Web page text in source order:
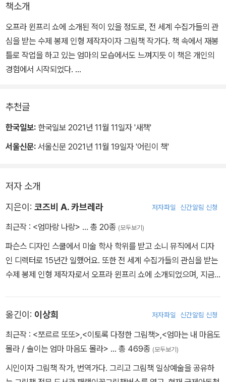
책소개
오프라 윈프리 쇼에 소개된 적이 있을 정도로, 전 세계 수집가들의 관
심을 받는 수제 봉제 인형 제작자이자 그림책 작가다. 책 속에서 재봉
틀로 작업을 하고 있는 엄마의 모습에서도 느껴지듯 이 책은 개인의
경험에서 시작되었다.
날 딸이 "내가 엄마를 위해 할 수 있는 가장 좋은 일은 엄마가 아끼는
이 컵에 물을 담아 주는 일."이라며 물을 뜨다 그만 컵을 깨뜨렸다고
한다. 그 순간 놀라움보다도 먼저 잔잔하게 내려앉던 기쁨을 소중히
촘하게 그려 낸 아름다운 그림책이다.
추천글
한국일보: 한국일보 2021년 11월 11일자 '새책'
서울신문: 서울신문 2021년 11월 19일자 '어린이 책'
저자 소개
지은이: 코즈비 A. 카브레라 저자파일 신간알림 신청
최근작 : <엄마랑 나랑> … 총 20종 (모두보기)
파슨스 디자인 스쿨에서 미술 학사 학위를 받고 소니 뮤직에서 디자
인 디렉터로 15년간 일했어요. 또한 전 세계 수집가들의 관심을 받는
수제 봉제 인형 제작자로서 오프라 윈프리 쇼에 소개되었으며, 지금
클린에 살며 아틀리에를 운영하고 있어요. Cozbi.com
옮긴이: 이상희 저자파일 신간알림 신청
최근작 : <쪼르르 또또>,<이토록 다정한 그림책>,<엄마는 내 마음도
몰라 / 솔이는 엄마 마음도 몰라> … 총 469종 (모두보기)
시인이자 그림책 작가, 번역가다. 그리고 그림책 일상예술을 공유하